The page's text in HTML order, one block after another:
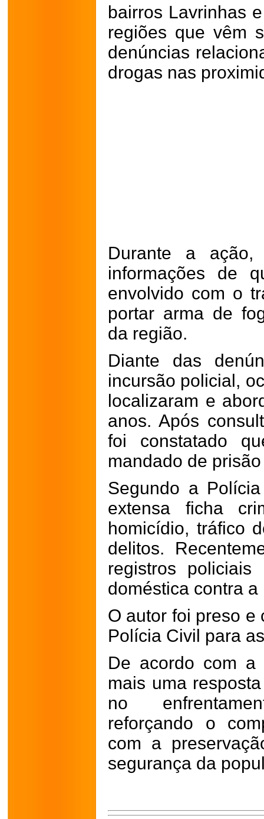
bairros Lavrinhas
regiões que vêm
denúncias
drogas nas
Durante a ação,
informações de
envolvido com o
portar arma de
da região.
Diante das
incursão policial,
localizaram e
anos. Após
foi constatado
mandado de
Segundo a
extensa ficha
homicídio, tráfico
delitos.
registros policiais
doméstica contra a
O autor foi preso e
Polícia Civil para
De acordo com a
mais uma
no
reforçando o
com a
segurança da